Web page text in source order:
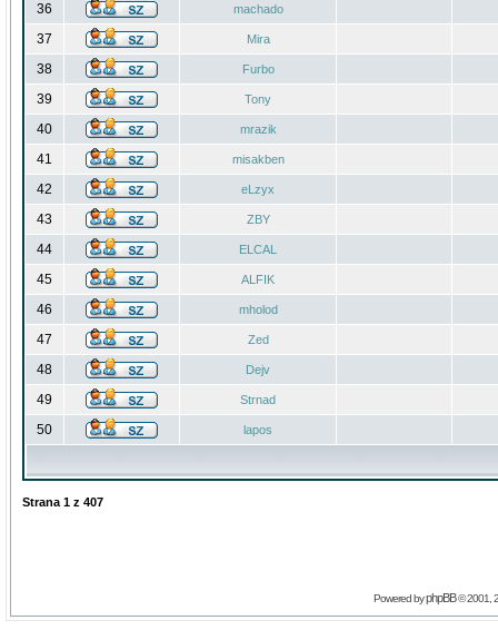
36 machado
37 Mira
38 Furbo
39 Tony
40 mrazik
41 misakben
42 eLzyx
43 ZBY
44 ELCAL
45 ALFIK
46 mholod
47 Zed
48 Dejv
49 Strnad
50 lapos
Strana 1 z 407
Powered byphpBB© 2001,